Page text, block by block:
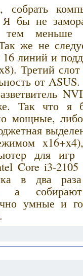
Я бы не
тем меньше
же не
линий и
Третий
от
Так что я
мощные,
для игр
Core i3-
в два
собирают
умные и